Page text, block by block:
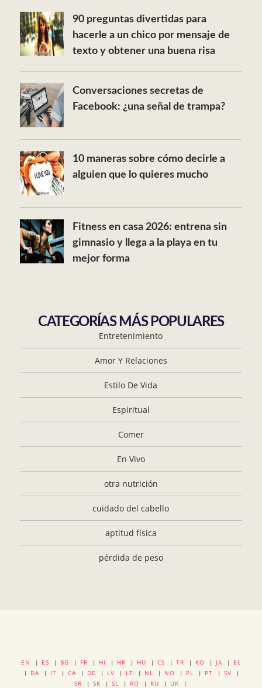
90 preguntas divertidas para
hacerle a un chico por mensaje de
texto y obtener una buena risa
Conversaciones secretas de
Facebook: ¿una señal de trampa?
10 maneras sobre cómo decirle a
alguien que lo quieres mucho
Fitness en casa 2026: entrena sin
gimnasio y llega a la playa en tu
mejor forma
CATEGORÍAS MÁS POPULARES
Entretenimiento
Amor Y Relaciones
Estilo De Vida
Espiritual
Comer
En Vivo
otra nutrición
cuidado del cabello
aptitud física
pérdida de peso
EN | ES | BG | FR | HI | HR | HU | CS | TR | KO | JA | EL
| DA | IT | CA | DE | LV | LT | NL | NO | PL | PT | SV |
SR | SK | SL | RO | RU | UK |